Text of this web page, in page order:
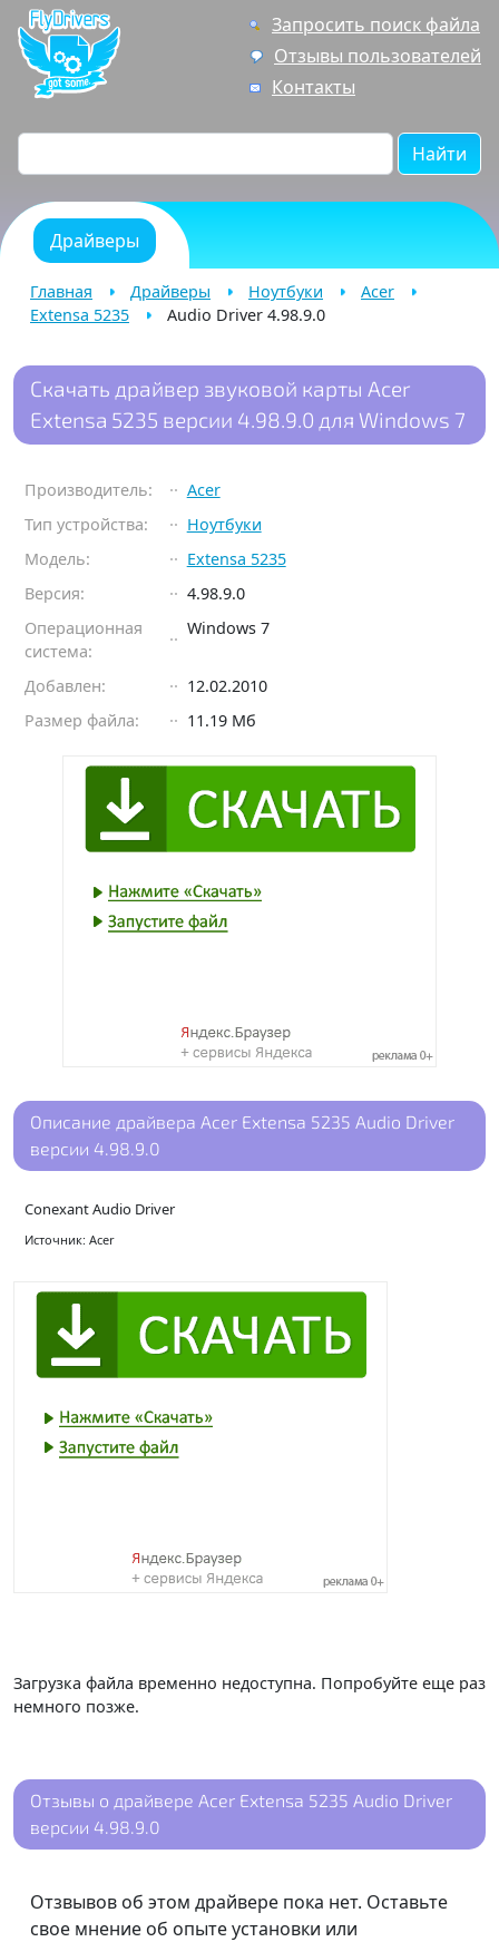
Запросить поиск файла
Отзывы пользователей
Контакты
Найти
Драйверы
Главная Драйверы Ноутбуки
Acer
Extensa 5235
Audio Driver 4.98.9.0
Скачать драйвер звуковой карты Acer
Extensa 5235 версии 4.98.9.0 для Windows 7
Производитель:
Acer
Тип устройства:
Ноутбуки
Модель:
Extensa 5235
Версия:
4.98.9.0
Операционная
система:
Windows 7
Добавлен:
12.02.2010
Размер файла:
11.19 Мб
Описание драйвера Acer Extensa 5235 Audio Driver
версии 4.98.9.0
Conexant Audio Driver
Источник: Acer
Загрузка файла временно недоступна. Попробуйте еще раз
немного позже.
Отзывы о драйвере Acer Extensa 5235 Audio Driver
версии 4.98.9.0
Отзвывов об этом драйвере пока нет. Оставьте
свое мнение об опыте установки или